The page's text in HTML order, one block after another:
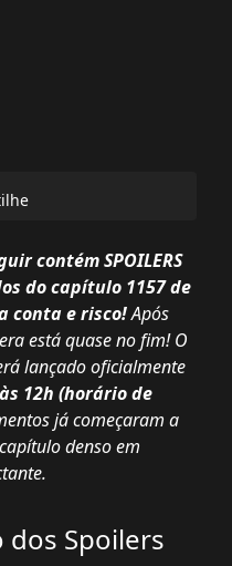
contém SPOILERS
do capítulo 1157 de
conta e risco!Após
está quase no fim! O
lançado oficialmente
12h (horário de
já começaram a
denso em
dos Spoilers